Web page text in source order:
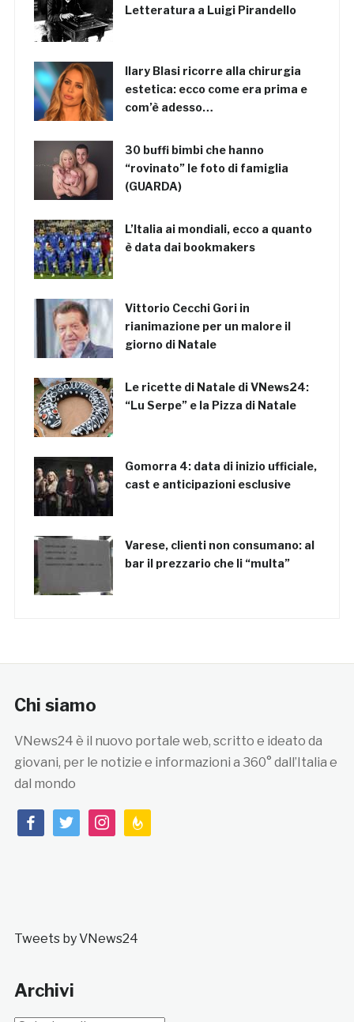
Letteratura a Luigi Pirandello
Ilary Blasi ricorre alla chirurgia
estetica: ecco come era prima e
com’è adesso…
30 buffi bimbi che hanno
“rovinato” le foto di famiglia
(GUARDA)
L’Italia ai mondiali, ecco a quanto
è data dai bookmakers
Vittorio Cecchi Gori in
rianimazione per un malore il
giorno di Natale
Le ricette di Natale di VNews24:
“Lu Serpe” e la Pizza di Natale
Gomorra 4: data di inizio ufficiale,
cast e anticipazioni esclusive
Varese, clienti non consumano: al
bar il prezzario che li “multa”
Chi siamo
VNews24 è il nuovo portale web, scritto e ideato da
giovani, per le notizie e informazioni a 360° dall’Italia e
dal mondo
facebooktwitterinstagramfeedburner
Tweets by VNews24
Archivi